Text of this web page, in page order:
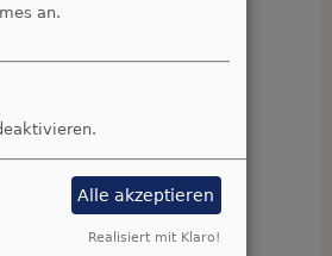
an.
Alle akzeptieren
Realisiert mit Klaro!